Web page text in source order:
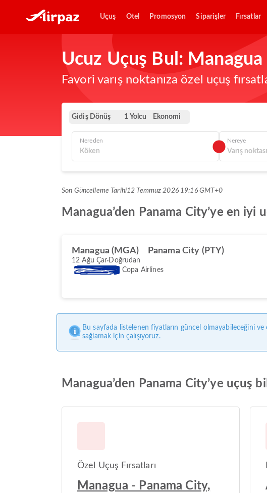
Uçuş Otel Promosyon Siparişler Fırsatlar
Ucuz Uçuş Bul:
Favori varış noktanıza özel uçuş
Gidiş Dönüş 1 Yolcu Ekonomi
Nereden Nereye
Son Güncelleme Tarihi12 Temmuz 2026 19:16 GMT+0
Managua’den Panama City’ye en iyi
Managua (MGA) Panama City (PTY)
12 Ağu Çar Doğrudan
Copa Airlines
Bu sayfada listelenen fiyatların güncel olmayabileceğini
sağlamak için çalışıyoruz.
Managua’den Panama City’ye uçuş
Özel Uçuş Fırsatları
Managua - Panama City,